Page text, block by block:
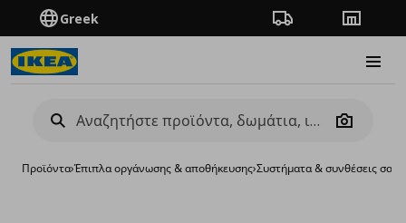
Greek Πορεία παραγγελίας
Camera
Προϊόντα›Έπιπλα οργάνωσης & αποθήκευσης›Συστήματα & συνθέσεις